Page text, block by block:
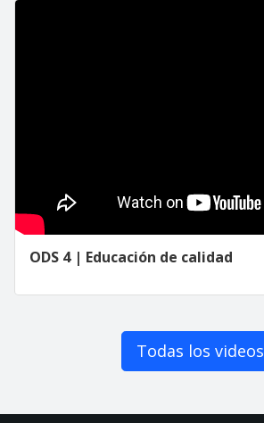
ODS 4 | Educación de calidad
Todas los videos